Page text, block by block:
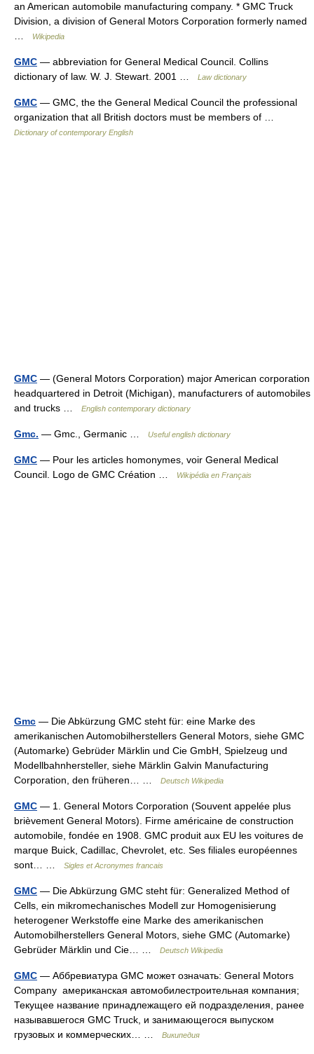
an American automobile manufacturing company. * GMC Truck
Division, a division of General Motors Corporation formerly named
Wikipedia
GMC — abbreviation for General Medical Council. Collins
dictionary of law. W. J. Stewart. 2001 …
Law dictionary
GMC — GMC, the the General Medical Council the professional
organization that all British doctors must be members of …
Dictionary of contemporary English
GMC — (General Motors Corporation) major American corporation
headquartered in Detroit (Michigan), manufacturers of automobiles
and trucks …
English contemporary dictionary
Gmc. — Gmc., Germanic … Useful english dictionary
GMC — Pour les articles homonymes, voir General Medical
Council. Logo de GMC Création …
Wikipédia en Français
Gmc — Die Abkürzung GMC steht für: eine Marke des
amerikanischen Automobilherstellers General Motors, siehe GMC
(Automarke) Gebrüder Märklin und Cie GmbH, Spielzeug und
Modellbahnhersteller, siehe Märklin Galvin Manufacturing
Corporation, den früheren… …
Deutsch Wikipedia
GMC — 1. General Motors Corporation (Souvent appelée plus
brièvement General Motors). Firme américaine de construction
automobile, fondée en 1908. GMC produit aux EU les voitures de
marque Buick, Cadillac, Chevrolet, etc. Ses filiales européennes
sont… …
Sigles et Acronymes francais
GMC — Die Abkürzung GMC steht für: Generalized Method of
Cells, ein mikromechanisches Modell zur Homogenisierung
heterogener Werkstoffe eine Marke des amerikanischen
Automobilherstellers General Motors, siehe GMC (Automarke)
Gebrüder Märklin und Cie… …
Deutsch Wikipedia
GMC — Аббревиатура GMC может означать: General Motors
Company американская автомобилестроительная компания;
Текущее название принадлежащего ей подразделения, ранее
называвшегося GMC Truck, и занимающегося выпуском
грузовых и коммерческих… …
Википедия